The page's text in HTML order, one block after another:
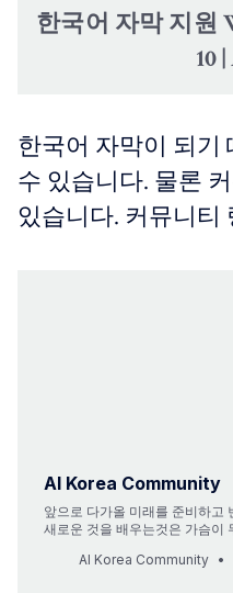
한국어 자막 지원
10
한국어 자막이 되기
수 있습니다. 물론
있습니다. 커뮤니티
AI Korea Community
앞으로 다가올 미래를 준비하고
새로운 것을 배우는것은 가슴이
AI Korea Community